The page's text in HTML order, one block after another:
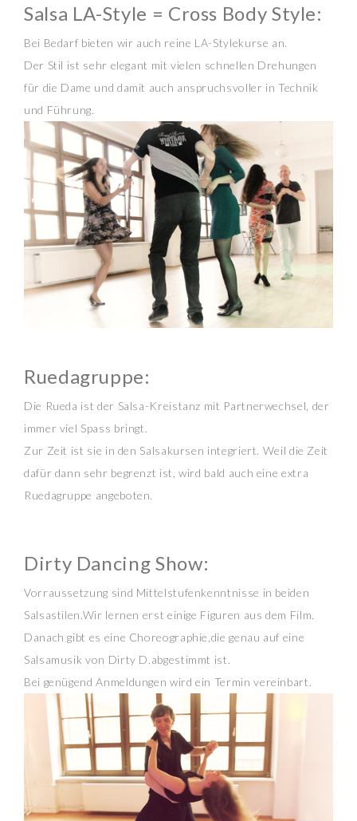
Salsa LA-Style = Cross Body Style:
Bei Bedarf bieten wir auch reine LA-Stylekurse an.
Der Stil ist sehr elegant mit vielen schnellen Drehungen
für die Dame und damit auch anspruchsvoller in Technik
und Führung.
Ruedagruppe:
Die Rueda ist der Salsa-Kreistanz mit Partnerwechsel, der
immer viel Spass bringt.
Zur Zeit ist sie in den Salsakursen integriert. Weil die Zeit
dafür dann sehr begrenzt ist, wird bald auch eine extra
Ruedagruppe angeboten.
Dirty Dancing Show:
Vorraussetzung sind Mittelstufenkenntnisse in beiden
Salsastilen.Wir lernen erst einige Figuren aus dem Film.
Danach gibt es eine Choreographie,die genau auf eine
Salsamusik von Dirty D.abgestimmt ist.
Bei genügend Anmeldungen wird ein Termin vereinbart.